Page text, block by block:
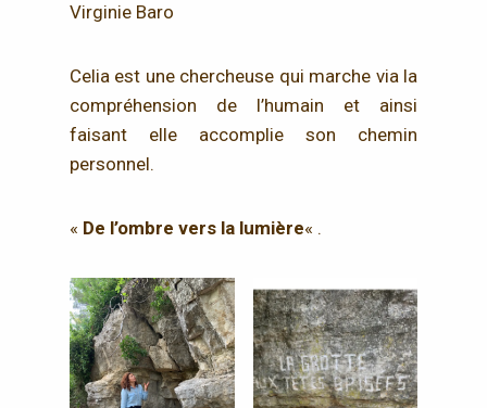
Virginie Baro
Celia est une chercheuse qui marche via la
compréhension de l’humain et ainsi
faisant elle accomplie son chemin
personnel.
« De l’ombre vers la lumière« .